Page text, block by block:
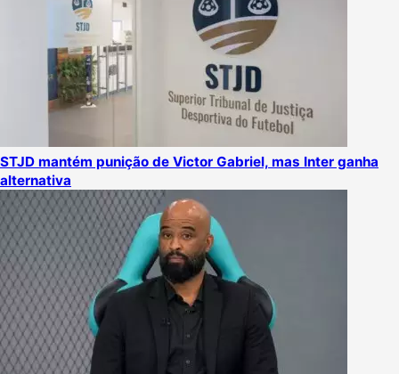
STJD mantém punição de Victor Gabriel, mas Inter ganha
alternativa